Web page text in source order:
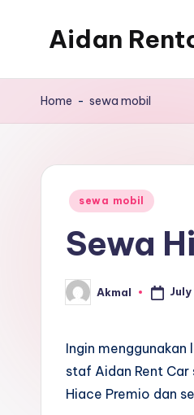
Aidan
Mobil
Home - sewa mobil
Posted
sewa mobil
Sewa
Posted
by
Akmal
Ingin
staf Aidan Rent Car
Hiace Premio dan